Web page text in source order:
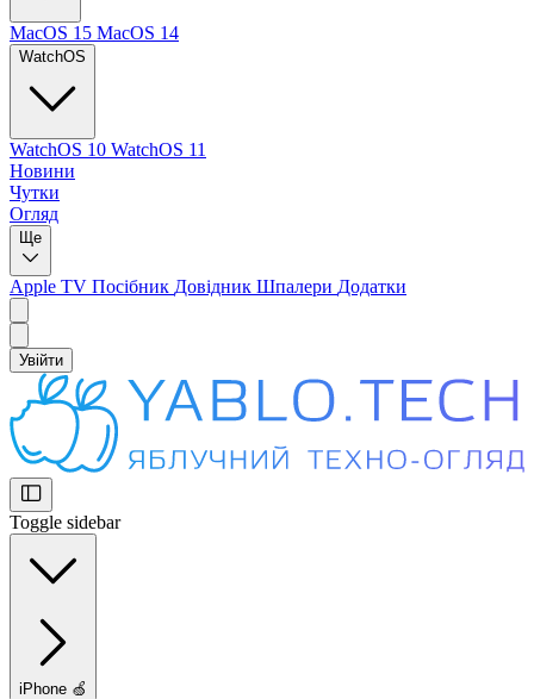
MacOS 15 MacOS 14
WatchOS
WatchOS 10 WatchOS 11
Новини
Чутки
Огляд
Ще
Apple TV Посібник Довідник Шпалери Додатки
Увійти
Toggle sidebar
iPhone 🍏